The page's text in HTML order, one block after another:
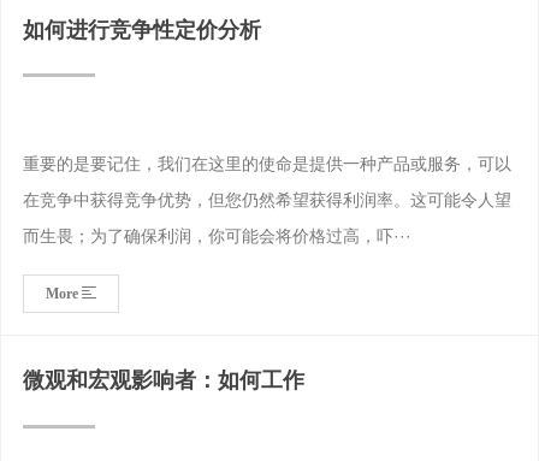
如何进行竞争性定价分析
重要的是要记住，我们在这里的使命是提供一种产品或服务，可以
在竞争中获得竞争优势，但您仍然希望获得利润率。这可能令人望
而生畏；为了确保利润，你可能会将价格过高，吓···
More
微观和宏观影响者：如何工作